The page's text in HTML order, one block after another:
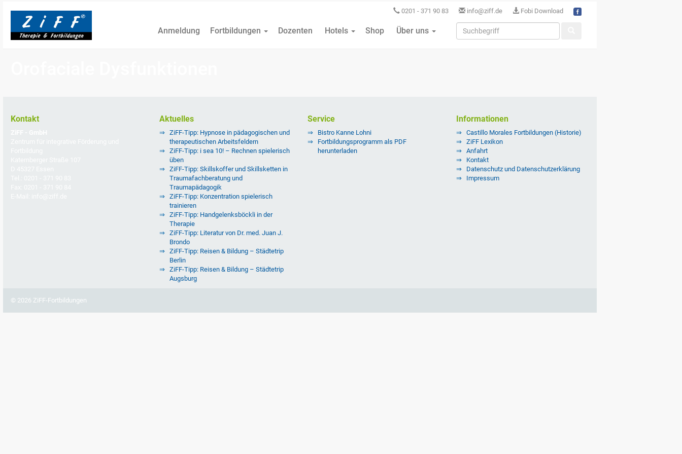
0201 - 371 90 83 info@ziff.de Fobi Download
Anmeldung Fortbildungen Dozenten Hotels Shop Über uns
Kontakt Aktuelles
ZiFF-Tipp: Hypnose in pädagogischen und
therapeutischen Arbeitsfeldern
ZiFF-Tipp: i sea 10! – Rechnen spielerisch
üben
ZiFF-Tipp: Skillskoffer und Skillsketten in
Traumafachberatung und
Traumapädagogik
ZiFF-Tipp: Konzentration spielerisch
trainieren
ZiFF-Tipp: Handgelenksböckli in der
Therapie
ZiFF-Tipp: Literatur von Dr. med. Juan J.
Brondo
ZiFF-Tipp: Reisen & Bildung – Städtetrip
Berlin
ZiFF-Tipp: Reisen & Bildung – Städtetrip
Augsburg
Service
Bistro Kanne Lohni
Fortbildungsprogramm als PDF
herunterladen
Informationen
Castillo Morales Fortbildungen (Historie)
ZiFF Lexikon
Anfahrt
Kontakt
Datenschutz und Datenschutzerklärung
Impressum
© 2026 ZiFF-Fortbildungen